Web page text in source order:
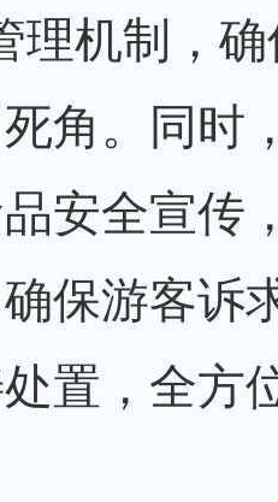
理机制，
角。同时
安全宣传
保游客诉
置，全方